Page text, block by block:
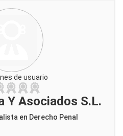
de usuario
Y Asociados S.L.
en Derecho Penal